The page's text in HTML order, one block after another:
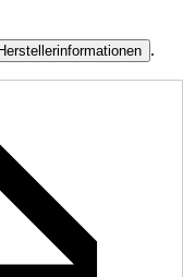
Herstellerinformationen .